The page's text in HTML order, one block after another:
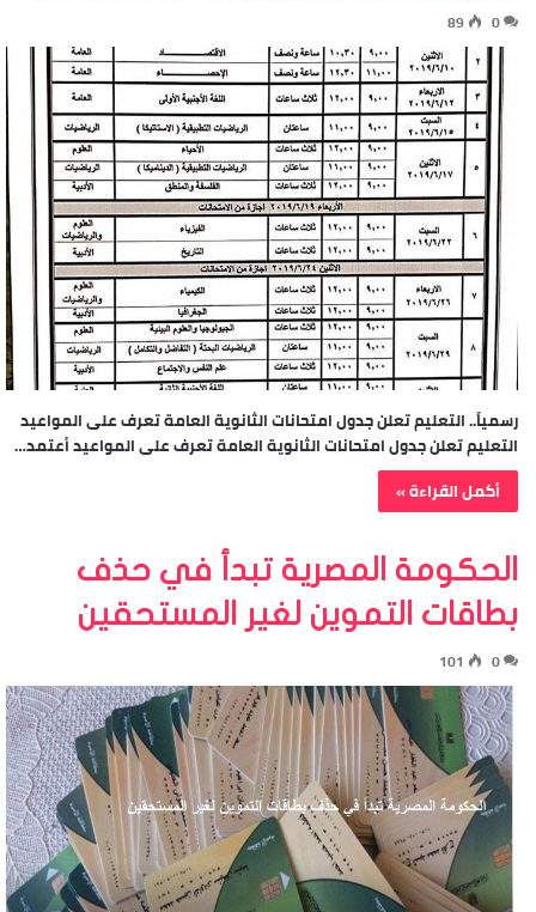
0
89
رسمياً.. التعليم تعلن جدول امتحانات الثانوية العامة تعرف على المواعيد
التعليم تعلن جدول امتحانات الثانوية العامة تعرف على المواعيد أعتمد…
أكمل القراءة »
الحكومة المصرية تبدأ في حذف
بطاقات التموين لغير المستحقين
0
101